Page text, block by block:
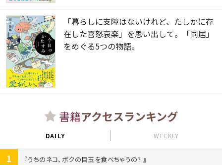
「暮らしに支障はないけれど、たしかに存
在した喜怒哀楽」を思い出して。「同居」
をめぐる5つの物語。
書籍アクセスランキング
DAILY WEEKLY
1
うちのネコ、ボクの目玉を食べちゃうの?